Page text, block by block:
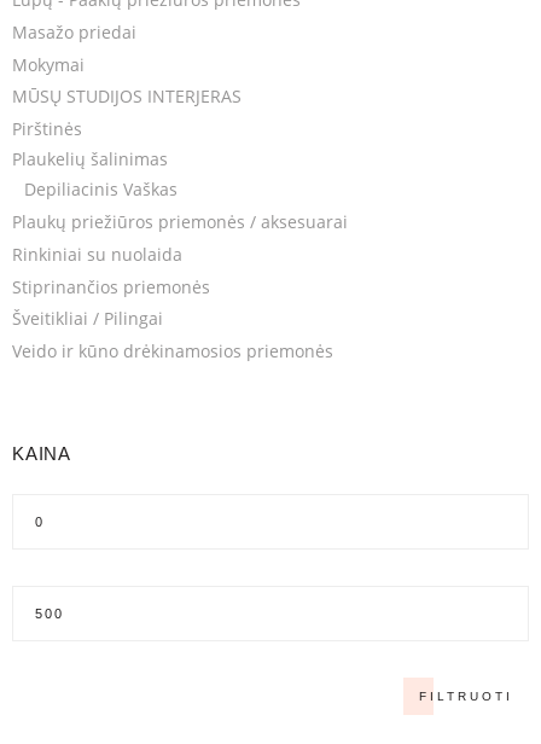
Masažo priedai
Mokymai
MŪSŲ STUDIJOS INTERJERAS
Pirštinės
Plaukelių šalinimas
Depiliacinis Vaškas
Plaukų priežiūros priemonės / aksesuarai
Rinkiniai su nuolaida
Stiprinančios priemonės
Šveitikliai / Pilingai
Veido ir kūno drėkinamosios priemonės
KAINA
FILTRUOTI